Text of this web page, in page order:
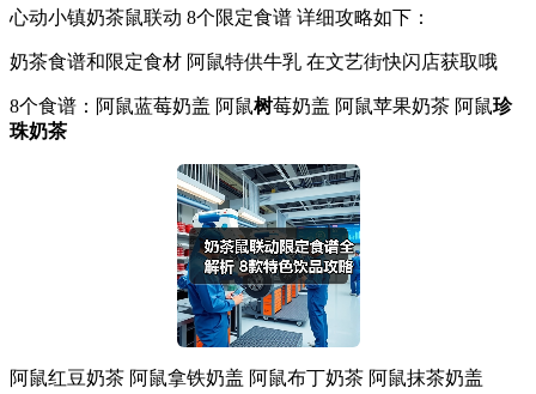
心动小镇奶茶鼠联动 8个限定食谱 详细攻略如下：
奶茶食谱和限定食材 阿鼠特供牛乳 在文艺街快闪店获取哦
8个食谱：阿鼠蓝莓奶盖 阿鼠树莓奶盖 阿鼠苹果奶茶 阿鼠珍
珠奶茶
阿鼠红豆奶茶 阿鼠拿铁奶盖 阿鼠布丁奶茶 阿鼠抹茶奶盖